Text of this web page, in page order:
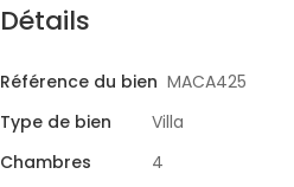
Détails
Référence du bien MACA425
Type de bien
Villa
Chambres
4